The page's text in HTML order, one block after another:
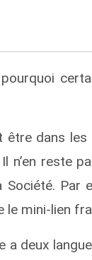
dans
n’en reste
Par
mini-lien
a deux